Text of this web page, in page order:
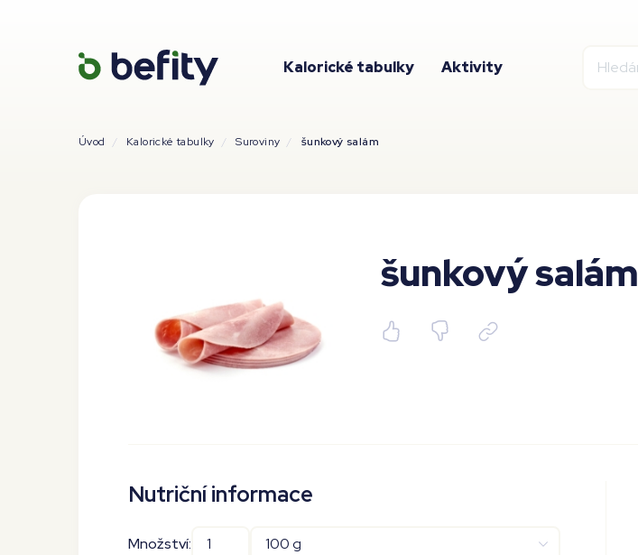
Kalorické tabulky Aktivity
Úvod Kalorické tabulky Suroviny šunkový salám
šunkový salám
Nutriční informace
Množství: